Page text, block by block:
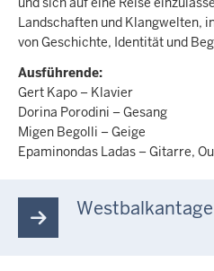
Landschaften und Klangwelten,
von Geschichte, Identität und
Ausführende:
Gert Kapo – Klavier
Dorina Porodini – Gesang
Migen Begolli – Geige
Epaminondas Ladas – Gitarre,